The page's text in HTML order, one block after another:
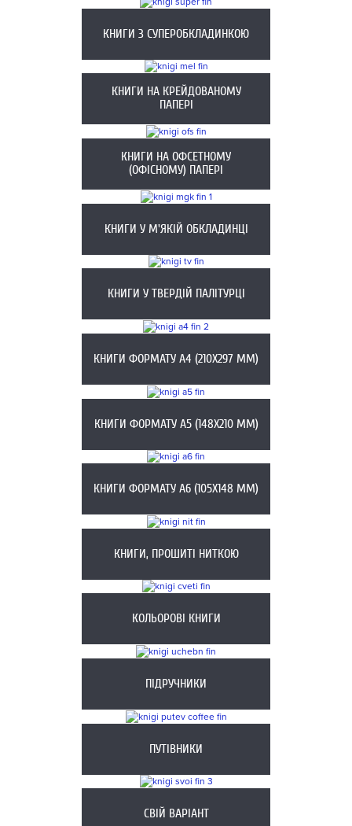
КНИГИ З СУПЕРОБКЛАДИНКОЮ
КНИГИ НА КРЕЙДОВАНОМУ
ПАПЕРІ
КНИГИ НА ОФСЕТНОМУ
(ОФІСНОМУ) ПАПЕРІ
КНИГИ У М'ЯКІЙ ОБКЛАДИНЦІ
КНИГИ У ТВЕРДІЙ ПАЛІТУРЦІ
КНИГИ ФОРМАТУ А4 (210Х297 ММ)
КНИГИ ФОРМАТУ А5 (148X210 ММ)
КНИГИ ФОРМАТУ А6 (105X148 ММ)
КНИГИ, ПРОШИТІ НИТКОЮ
КОЛЬОРОВІ КНИГИ
ПІДРУЧНИКИ
ПУТІВНИКИ
СВІЙ ВАРІАНТ